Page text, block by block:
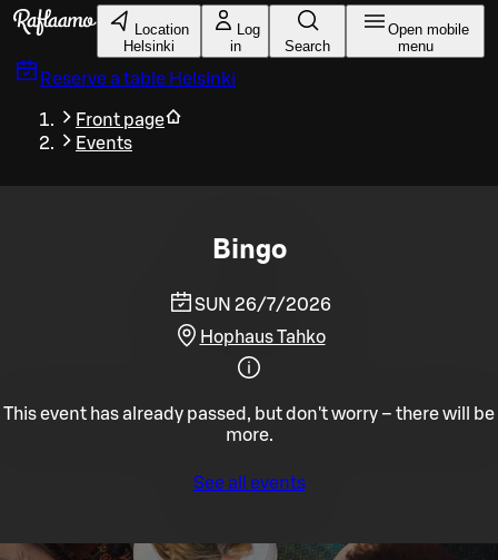
Skip to main content
Location
Helsinki
Log
in
Search
Open mobile
menu
Reserve a table Helsinki
Front page
Events
Bingo
SUN 26/7/2026
Hophaus Tahko
This event has already passed, but don't worry – there will be
more.
See all events